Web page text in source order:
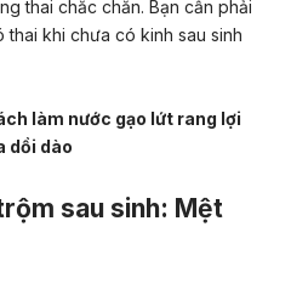
thai chắc chắn. Bạn cần phải
thai khi chưa có kinh sau sinh
làm nước gạo lứt rang lợi
dồi dào
sau sinh: Mệt